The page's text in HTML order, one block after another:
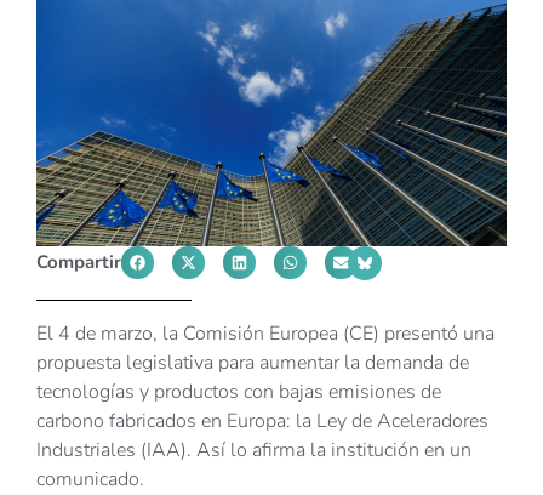
Compartir
El 4 de marzo, la Comisión Europea (CE) presentó una
propuesta legislativa para aumentar la demanda de
tecnologías y productos con bajas emisiones de
carbono fabricados en Europa: la Ley de Aceleradores
Industriales (IAA). Así lo afirma la institución en un
comunicado.